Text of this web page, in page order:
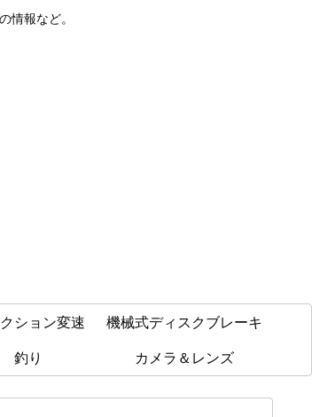
情報など。
ション変速
機械式ディスクブレーキ
釣り カメラ＆レンズ